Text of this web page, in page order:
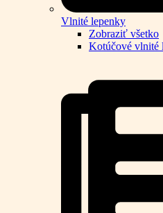
Vlnité lepenky
Zobraziť všetko
Kotúčové vlnité